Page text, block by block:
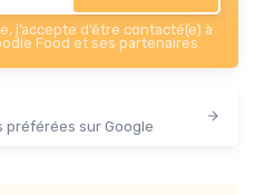
j’accepte d’être contacté(e) à
Food et ses partenaires.
préférées sur Google